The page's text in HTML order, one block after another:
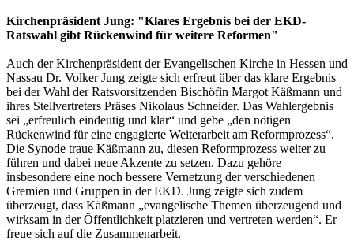
Kirchenpräsident Jung: "Klares Ergebnis bei der EKD-
Ratswahl gibt Rückenwind für weitere Reformen"
Auch der Kirchenpräsident der Evangelischen Kirche in Hessen und
Nassau Dr. Volker Jung zeigte sich erfreut über das klare Ergebnis
bei der Wahl der Ratsvorsitzenden Bischöfin Margot Käßmann und
ihres Stellvertreters Präses Nikolaus Schneider. Das Wahlergebnis
sei „erfreulich eindeutig und klar“ und gebe „den nötigen
Rückenwind für eine engagierte Weiterarbeit am Reformprozess“.
Die Synode traue Käßmann zu, diesen Reformprozess weiter zu
führen und dabei neue Akzente zu setzen. Dazu gehöre
insbesondere eine noch bessere Vernetzung der verschiedenen
Gremien und Gruppen in der EKD. Jung zeigte sich zudem
überzeugt, dass Käßmann „evangelische Themen überzeugend und
wirksam in der Öffentlichkeit platzieren und vertreten werden“. Er
freue sich auf die Zusammenarbeit.